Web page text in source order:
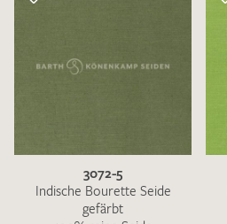
3072-5
Indische Bourette Seide
gefärbt